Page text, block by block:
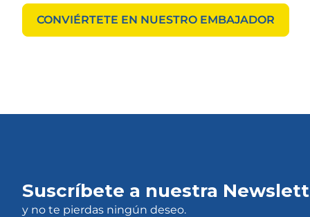
CONVIÉRTETE EN NUESTRO EMBAJADOR
Suscríbete a nuestra
y no te pierdas ningún deseo.